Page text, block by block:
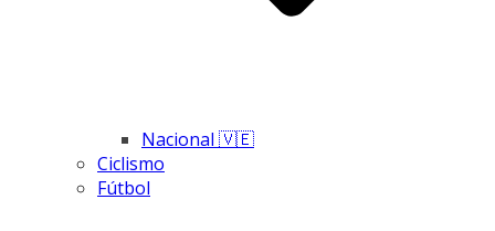
Nacional 🇻🇪
Ciclismo
Fútbol